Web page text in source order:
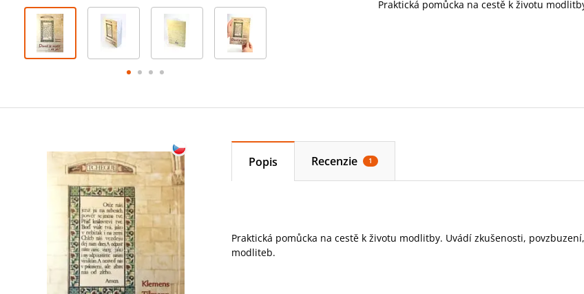
Praktická pomůcka na cestě k životu
Popis Recenzie 1
Praktická pomůcka na cestě k životu modlitby. Uvádí zkušenosti,
modliteb.